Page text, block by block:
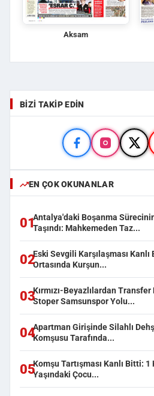
Aksam
BIZI TAKIP EDIN
EN ÇOK OKUNANLAR
01Antalya'daki Boşanma
Taşındı: Mahkemeden Taz...
02Eski Sevgili Karşılaşması
Ortasında Kurşun...
03Kırmızı-Beyazlılardan Transfer
Stoper Samsunspor Yolu...
04Apartman Girişinde Silahlı
Komşusu Tarafında...
05Komşu Tartışması Kanlı Bitti:
Yaşındaki Çocu...